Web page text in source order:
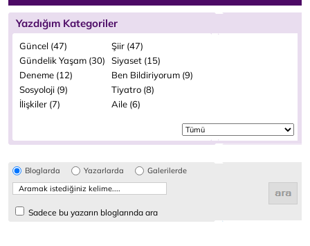
Yazdığım Kategoriler
Güncel (47)
Şiir (47)
Gündelik Yaşam (30)
Siyaset (15)
Deneme (12)
Ben Bildiriyorum (9)
Sosyoloji (9)
Tiyatro (8)
İlişkiler (7)
Aile (6)
Bloglarda Yazarlarda Galerilerde
Sadece bu yazarın bloglarında ara